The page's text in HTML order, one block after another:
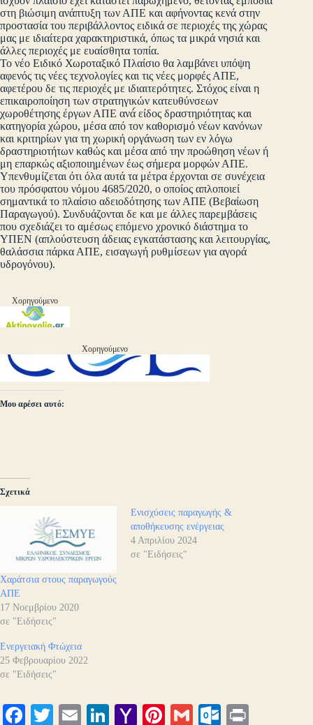
στη βιώσιμη ανάπτυξη των ΑΠΕ και αφήνοντας κενά στην
προστασία του περιβάλλοντος ειδικά σε περιοχές της χώρας
μας με ιδιαίτερα χαρακτηριστικά, όπως τα μικρά νησιά και
άλλες περιοχές με ευαίσθητα τοπία.
Το νέο Ειδικό Χωροταξικό Πλαίσιο θα λαμβάνει υπόψη
αφενός τις νέες τεχνολογίες και τις νέες μορφές ΑΠΕ,
αφετέρου δε τις περιοχές με ιδιαιτερότητες. Στόχος είναι η
επικαιροποίηση των στρατηγικών κατευθύνσεων
χωροθέτησης έργων ΑΠΕ ανά́ είδος δραστηριότητας και
κατηγορία χώρου, μέσα από τον καθορισμό νέων κανόνων
και κριτηρίων για τη χωρική οργάνωση των εν λόγω
δραστηριοτήτων καθώς και μέσα από την προώθηση νέων ή
μη επαρκώς αξιοποιημένων έως σήμερα μορφών ΑΠΕ.
Υπενθυμίζεται ότι όλα αυτά τα μέτρα έρχονται σε συνέχεια
του πρόσφατου νόμου 4685/2020, ο οποίος απλοποιεί
σημαντικά το πλαίσιο αδειοδότησης των ΑΠΕ (Βεβαίωση
Παραγωγού). Συνδυάζονται δε και με άλλες παρεμβάσεις
που σχεδιάζει το αμέσως επόμενο χρονικό διάστημα το
ΥΠΕΝ (απλούστευση άδειας εγκατάστασης και λειτουργίας,
θαλάσσια πάρκα ΑΠΕ, εισαγωγή ρυθμίσεων για αγορά
υδρογόνου).
Χορηγούμενο
Χορηγούμενο
Μου αρέσει αυτό:
Σχετικά
Χαράτσια στους παραγωγούς
ΑΠΕ
17 Νοεμβρίου 2020
σε "Ειδήσεις"
Ενισχύσεις παραγωγής &
αποθήκευσης ενέργειας
4 Απριλίου 2024
σε "Ειδήσεις"
Ενεργειακή Φτώχεια
25 Φεβρουαρίου 2022
σε "Ειδήσεις"
Fa T
E
Li Y
Pi G
O